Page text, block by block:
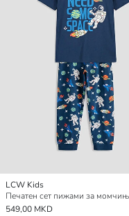
LCW Kids
Печатен сет пижами за
549,00 MKD